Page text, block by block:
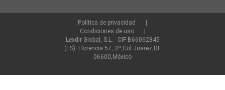
Política de privacidad
Condiciones de uso
Lexdir Global, S.L. - CIF B66062845
(ES). Florencia 57, 3º,Col Juarez,DF
06600,México